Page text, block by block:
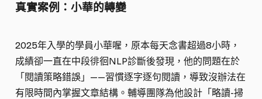
真實案例：小華的轉變
2025年入學的學員小華喔，原本每天念書超過8小時，
成績卻一直在中段徘徊NLP診斷後發現，他的問題在於
「閱讀策略錯誤」——習慣逐字逐句閱讀，導致沒辦法在
有限時間內掌握文章結構。輔導團隊為他設計「略讀-掃